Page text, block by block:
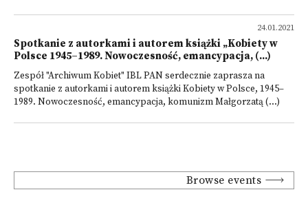
24.01.2021
Spotkanie z autorkami i autorem książki „Kobiety w
Polsce 1945–1989. Nowoczesność, emancypacja, (...)
Zespół "Archiwum Kobiet" IBL PAN serdecznie zaprasza na
spotkanie z autorkami i autorem książki Kobiety w Polsce, 1945–
1989. Nowoczesność, emancypacja, komunizm Małgorzatą (...)
Browse events